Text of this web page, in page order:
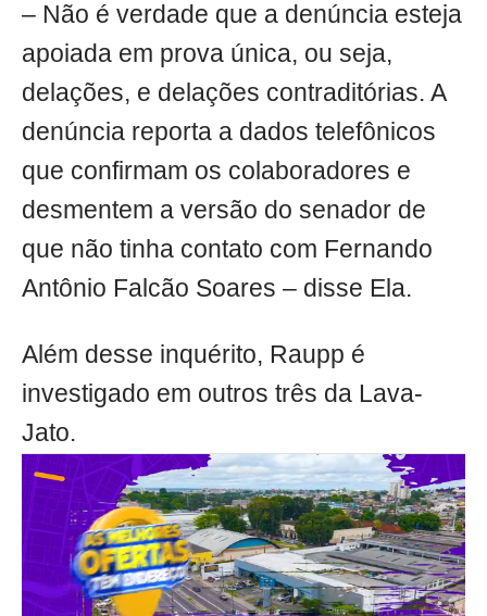
– Não é verdade que a denúncia esteja
apoiada em prova única, ou seja,
delações, e delações contraditórias. A
denúncia reporta a dados telefônicos
que confirmam os colaboradores e
desmentem a versão do senador de
que não tinha contato com Fernando
Antônio Falcão Soares – disse Ela.
Além desse inquérito, Raupp é
investigado em outros três da Lava-
Jato.